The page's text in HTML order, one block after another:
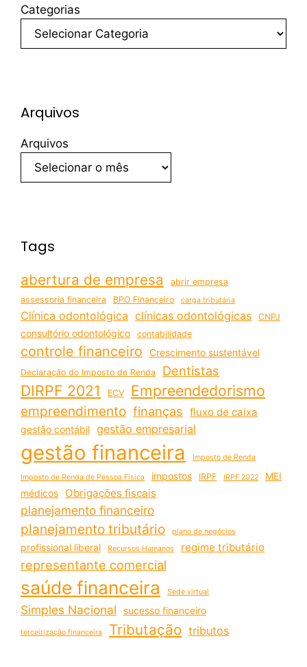
Categorias
Arquivos
Arquivos
Tags
abertura de empresa
abrir empresa
assessoria financeira
BPO Financeiro carga tributária
Clínica odontológica clínicas odontológicas CNPJ
consultório odontológico contabilidade
controle financeiro Crescimento sustentável
Declaração do Imposto de Renda Dentistas
DIRPF 2021 ECV Empreendedorismo
empreendimento finanças fluxo de caixa
gestão contábil gestão empresarial
gestão financeira Imposto de Renda
Imposto de Renda de Pessoa Física impostos IRPF IRPF 2022
MEI
médicos
Obrigações fiscais
planejamento financeiro
planejamento tributário plano de negócios
profissional liberal Recursos Humanos regime tributário
representante comercial
saúde financeira Sede virtual
Simples Nacional sucesso financeiro
terceirização financeira Tributação tributos